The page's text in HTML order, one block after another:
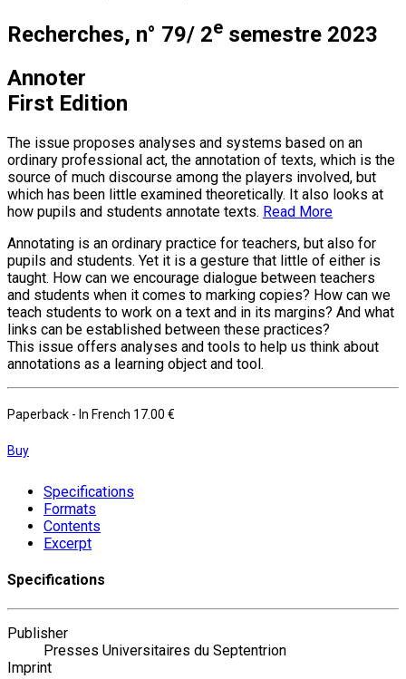
Recherches, n° 79/ 2e semestre 2023
Annoter
First Edition
The issue proposes analyses and systems based on an
ordinary professional act, the annotation of texts, which is the
source of much discourse among the players involved, but
which has been little examined theoretically. It also looks at
how pupils and students annotate texts. Read More
Annotating is an ordinary practice for teachers, but also for
pupils and students. Yet it is a gesture that little of either is
taught. How can we encourage dialogue between teachers
and students when it comes to marking copies? How can we
teach students to work on a text and in its margins? And what
links can be established between these practices?
This issue offers analyses and tools to help us think about
annotations as a learning object and tool.
Paperback - In French 17.00 €
Buy
Specifications
Formats
Contents
Excerpt
Specifications
Publisher
Presses Universitaires du Septentrion
Imprint